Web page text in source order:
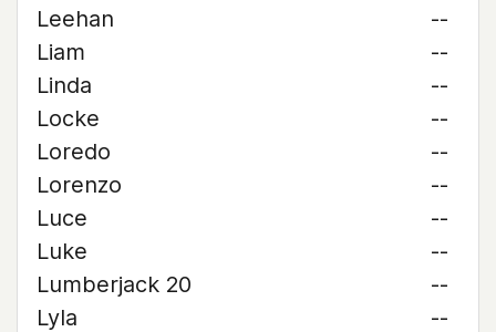
Leehan
--
Liam
--
Linda
--
Locke
--
Loredo
--
Lorenzo
--
Luce
--
Luke
--
Lumberjack 20
--
Lyla
--